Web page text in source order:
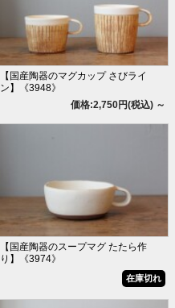
【国産陶器のマグカップ さびライ
ン】《3948》
価格:2,750円(税込) ～
【国産陶器のスープマグ たたら作
り】《3974》
在庫切れ